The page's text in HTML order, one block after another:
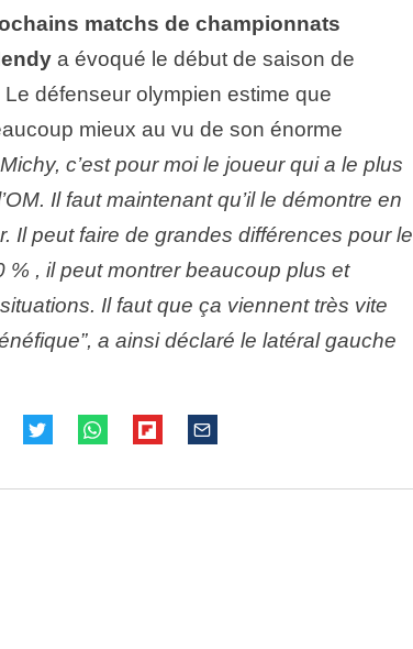
matchs de championnats
a évoqué le début de saison de
Le défenseur olympien estime que
mieux au vu de son énorme
c’est pour moi le joueur qui a le plus
Il faut maintenant qu’il le démontre en
Il peut faire de grandes différences pour le
% , il peut montrer beaucoup plus et
Il faut que ça viennent très vite
a ainsi déclaré le latéral gauche